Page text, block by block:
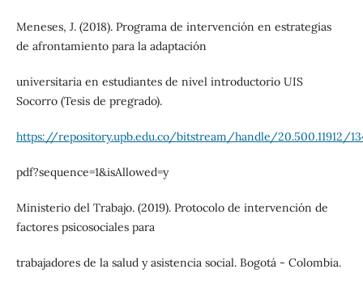
Meneses, J. (2018). Programa de intervención en estrategias
de afrontamiento para la adaptación
universitaria en estudiantes de nivel introductorio UIS
Socorro (Tesis de pregrado).
https://repository.upb.edu.co/bitstream/handle/20.500.11912/
pdf?sequence=1&isAllowed=y
Ministerio del Trabajo. (2019). Protocolo de intervención de
factores psicosociales para
trabajadores de la salud y asistencia social. Bogotá - Colombia.